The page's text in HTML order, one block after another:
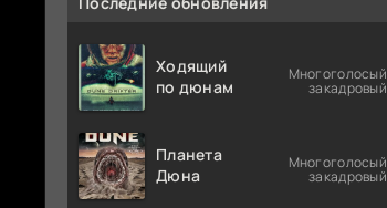
Ходящий
по дюнам
Многоголосый
закадровый
Планета
Дюна
Многоголосый
закадровый